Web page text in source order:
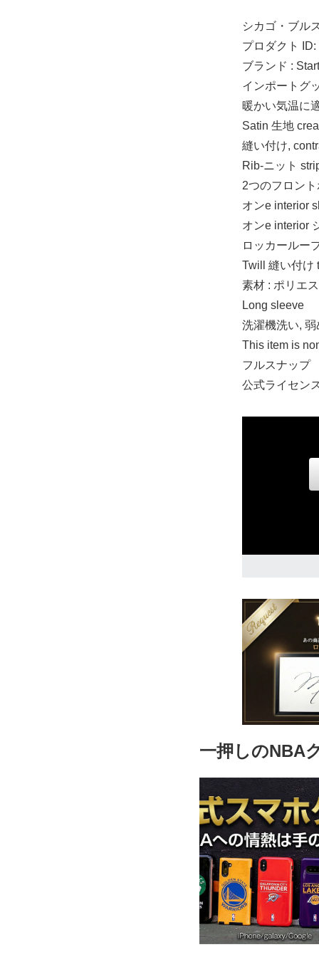
シカゴ・ブル
プロダクト
ブランド :
インポートグ
暖かい気温に
Satin 生地
縫い付け,
Rib-ニット
2つのフロン
オンe interior
オンe interior
ロッカールー
Twill 縫い付け
素材 : ポリエ
Long sleeve
洗濯機洗い,
This item is
フルスナップ
公式ライセン
一押しのNBA
ジュニア L
30,720円(税込)
30,720円(税込)